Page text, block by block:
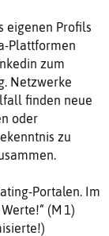
eigenen Profils
Plattformen
zum
Netzwerke
finden neue
oder
zu
Portalen. Im
(M 1)